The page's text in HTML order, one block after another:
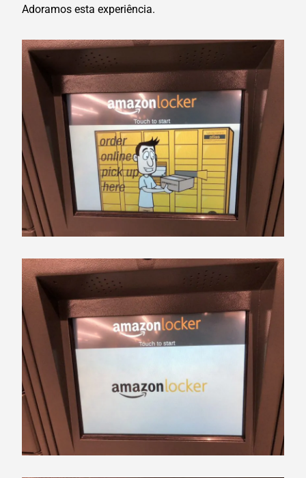
Adoramos esta experiência.